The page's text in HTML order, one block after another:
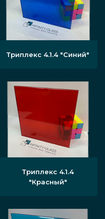
Триплекс 4.1.4 "Синий"
Триплекс 4.1.4
"Красный"